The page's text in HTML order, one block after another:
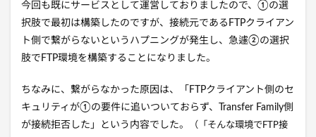
今回も既にサービスとして運営しておりましたので、①の選
択肢で最初は構築したのですが、接続元であるFTPクライアン
ト側で繋がらないというハプニングが発生し、急遽②の選択
肢でFTP環境を構築することになりました。
ちなみに、繋がらなかった原因は、「FTPクライアント側のセ
キュリティが①の要件に追いついておらず、Transfer Family側
が接続拒否した」という内容でした。
（「そんな環境でFTP接